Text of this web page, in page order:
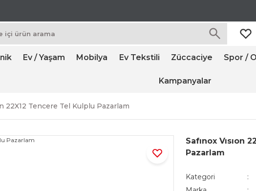
Ev / Yaşam Mobilya Ev Tekstili Züccaciye Spor /
Kampanyalar
22X12 Tencere Tel Kulplu Pazarlam
Safınox Vısıon
Pazarlam
Kategori